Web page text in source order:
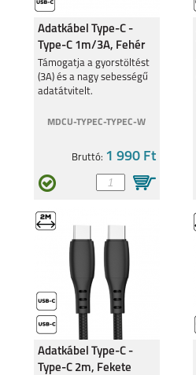
Adatkábel Type-C -
Type-C 1m/3A, Fehér
Támogatja a gyorstöltést
(3A) és a nagy sebességű
adatátvitelt.
MDCU-TYPEC-TYPEC-W
Bruttó: 1 990 Ft
Adatkábel Type-C -
Type-C 2m, Fekete